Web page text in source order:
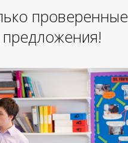
проверенные
предложения!